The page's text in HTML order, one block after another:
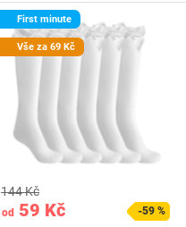
First minute
Vše za 69 Kč
od 59 Kč
144 Kč
-59 %